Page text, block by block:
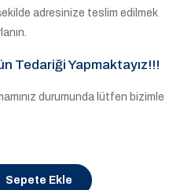
adresinize teslim edilmek
Tedariği Yapmaktayız!!!
durumunda lütfen bizimle
Sepete Ekle